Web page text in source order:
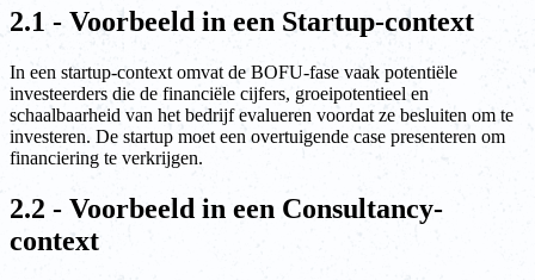
2.1 - Voorbeeld in een Startup-context
In een startup-context omvat de BOFU-fase vaak potentiële
investeerders die de financiële cijfers, groeipotentieel en
schaalbaarheid van het bedrijf evalueren voordat ze besluiten om te
investeren. De startup moet een overtuigende case presenteren om
financiering te verkrijgen.
2.2 - Voorbeeld in een Consultancy-
context